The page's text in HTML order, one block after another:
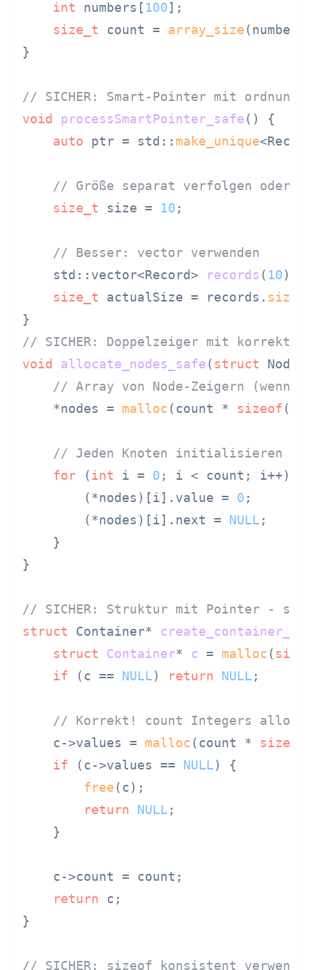
int numbers[ 100];
size_t count = array_size
}
// SICHER: Smart-Pointer mit
void
processSmartPointer_safe()
{
auto ptr = std:: make_unique
// Größe separat verfolgen oder
size_t size = 10 ;
// Besser: vector verwenden
std::vector<Record>
records ( 10)
size_t actualSize = records. size
// SICHER: Doppelzeiger mit korrekten
void
allocate_nodes_safe( struct
// Array von Node-Zeigern (wenn
    *nodes =
malloc(count * sizeof(
// Jeden Knoten initialisieren
for (int i = 0 ; i < count; i++) {
        (*nodes)[i].value =
0 ;
        (*nodes)[i].next =
NULL ;
    }
}
// SICHER: Struktur mit Pointer -
struct Container*
struct
Container* c = malloc(
if (c == NULL) return NULL ;
// Korrekt! count Integers
    c->values =
malloc(count * sizeof
if (c->values == NULL) {
free(c);
return
NULL ;
    }
    c->count = count;
return c;
}
// SICHER: sizeof konsistent